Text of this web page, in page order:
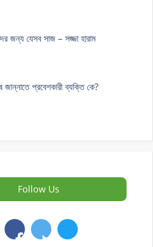
জন্য যেসব সাজ – সজ্জা হারাম
জান্নাতে প্রবেশকারী ব্যক্তি কে?
Follow Us